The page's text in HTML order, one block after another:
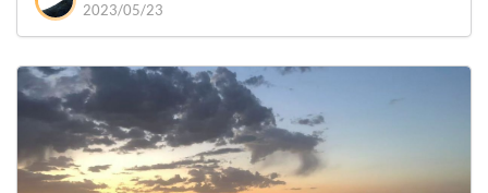
2023/05/23